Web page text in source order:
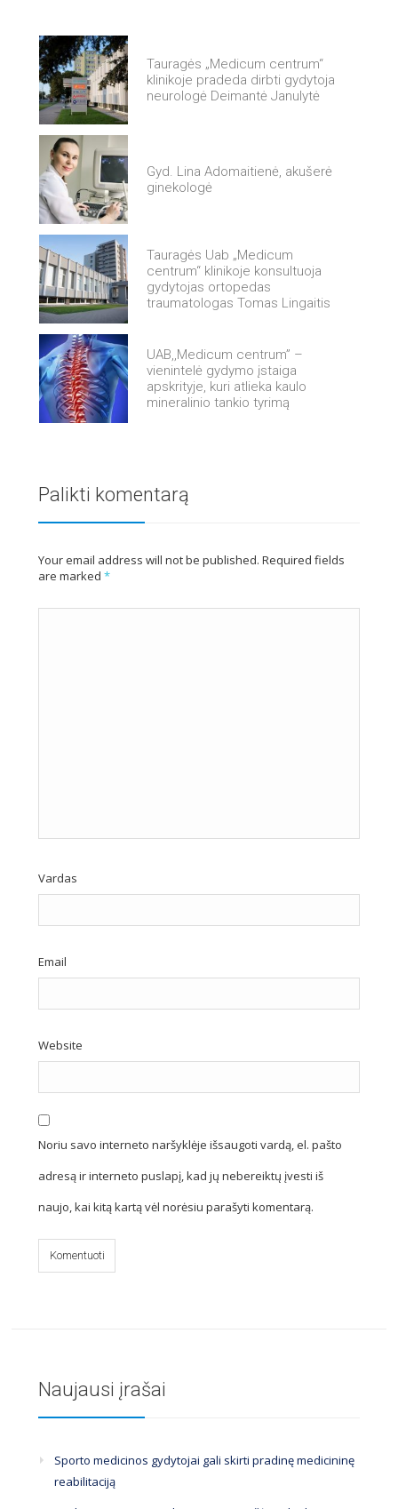
Tauragės „Medicum centrum“
klinikoje pradeda dirbti gydytoja
neurologė Deimantė Janulytė
Gyd. Lina Adomaitienė, akušerė
ginekologė
Tauragės Uab „Medicum
centrum“ klinikoje konsultuoja
gydytojas ortopedas
traumatologas Tomas Lingaitis
UAB,,Medicum centrum” –
vienintelė gydymo įstaiga
apskrityje, kuri atlieka kaulo
mineralinio tankio tyrimą
Palikti komentarą
Your email address will not be published. Required fields
are marked*
Vardas
Email
Website
Noriu savo interneto naršyklėje išsaugoti vardą, el. pašto
adresą ir interneto puslapį, kad jų nebereiktų įvesti iš
naujo, kai kitą kartą vėl norėsiu parašyti komentarą.
Naujausi įrašai
Sporto medicinos gydytojai gali skirti pradinę medicininę
reabilitaciją